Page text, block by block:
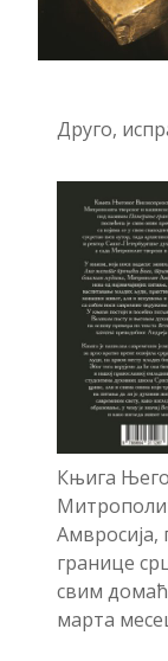
Друго,
Књига
границе
свим
марта